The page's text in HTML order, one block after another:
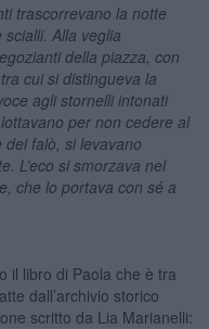
trascorrevano la notte
Alla veglia
della piazza, con
cui si distingueva la
agli stornelli intonati
per non cedere al
falò, si levavano
L’eco si smorzava nel
che lo portava con sé a
il libro di Paola che è tra
dall’archivio storico
scritto da Lia Marianelli: